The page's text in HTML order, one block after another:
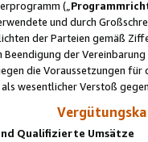
(„
und durch
der Parteien gemäß
der
die Voraussetzungen
wesentlicher Verstoß
Qualifizierte Umsätze